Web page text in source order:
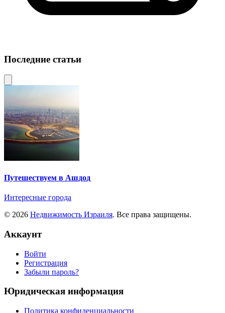
Последние статьи
Путешествуем в Ашдод
Интересные города
© 2026 Недвижимость Израиля. Все права защищены.
Аккаунт
Войти
Регистрация
Забыли пароль?
Юридическая информация
Политика конфиденциальности